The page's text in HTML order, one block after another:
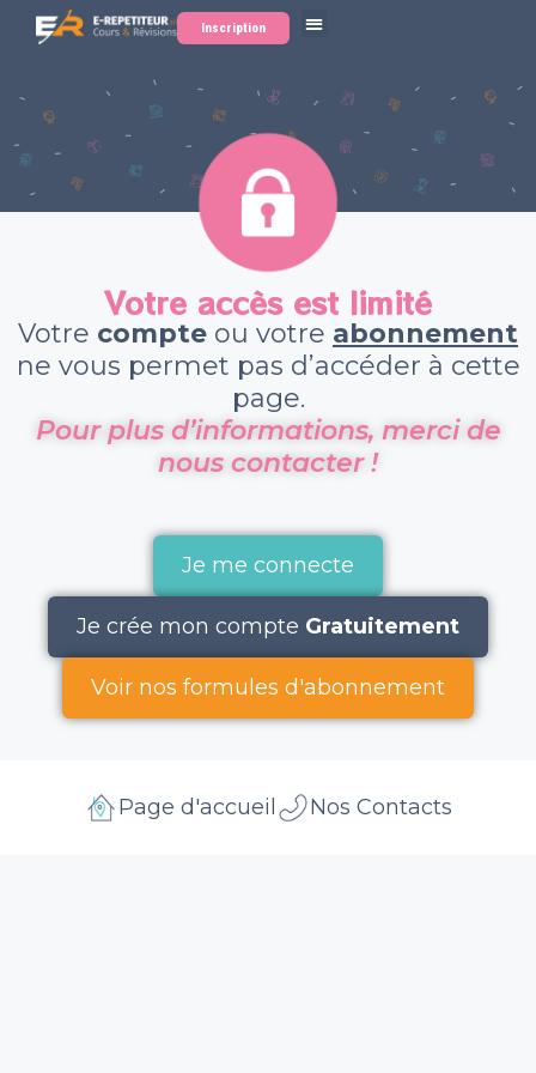
Inscription
Votre accès est limité
Votre compte ou votre abonnement
ne vous permet pas d’accéder à cette
page.
Pour plus d’informations, merci de
nous contacter !
Je me connecte
Je crée mon compte Gratuitement
Voir nos formules d'abonnement
Page d'accueil Nos Contacts